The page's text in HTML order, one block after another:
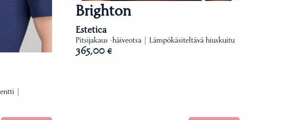
|
Brighton
Estetica
Pitsijakaus -häiveotsa | Lämpökäsiteltävä hiuskuitu
365,00 €